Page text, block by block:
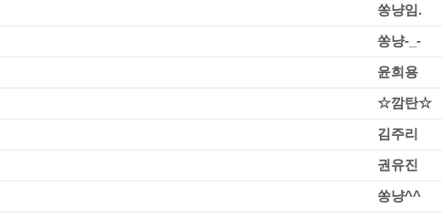
쏭냥임.
쏭냥-_-
윤희용
☆깜탄☆
김주리
권유진
쏭냥^^